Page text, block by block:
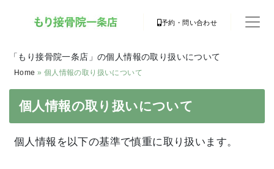
予約・問い合わせ
「もり接骨院一条店」の個人情報の取り扱いについて
Home » 個人情報の取り扱いについて
個人情報の取り扱いについて
個人情報を以下の基準で慎重に取り扱います。